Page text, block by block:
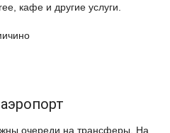
кафе и другие услуги.
очереди на трансферы. На